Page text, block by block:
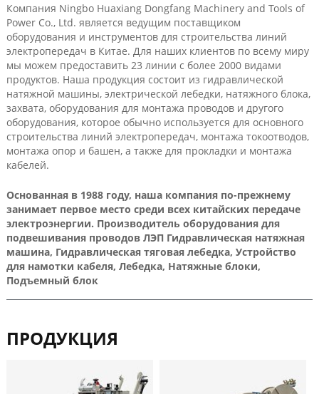
Компания Ningbo Huaxiang Dongfang Machinery and Tools of
Power Co., Ltd. является ведущим поставщиком
оборудования и инструментов для строительства линий
электропередач в Китае. Для наших клиентов по всему миру
мы можем предоставить 23 линии с более 2000 видами
продуктов. Наша продукция состоит из гидравлической
натяжной машины, электрической лебедки, натяжного блока,
захвата, оборудования для монтажа проводов и другого
оборудования, которое обычно используется для основного
строительства линий электропередач, монтажа токоотводов,
монтажа опор и башен, а также для прокладки и монтажа
кабелей.
Основанная в 1988 году, наша компания по-прежнему
занимает первое место среди всех китайских передаче
электроэнергии. Производитель оборудования для
подвешивания проводов ЛЭП Гидравлическая натяжная
машина, Гидравлическая тяговая лебедка, Устройство
для намотки кабеля, Лебедка, Натяжные блоки,
Подъемный блок
ПРОДУКЦИЯ